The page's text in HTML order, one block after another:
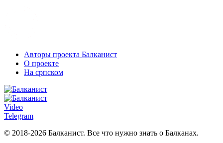
Авторы проекта Балканист
О проекте
На српском
Video
Telegram
© 2018-2026 Балканист. Все что нужно знать о Балканах.